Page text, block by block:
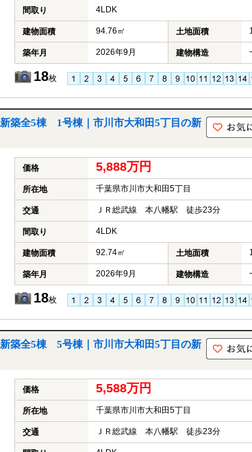
間取り 4LDK
建物面積 94.76㎡ 土地面積
築年月 2026年9月 建物構造
18枚
築全5棟 1号棟｜市川市大和田5丁目の新
価格 5,888万円
所在地 千葉県市川市大和田5丁目
交通 ＪＲ総武線 本八幡駅 徒歩23分
間取り 4LDK
建物面積 92.74㎡ 土地面積
築年月 2026年9月 建物構造
18枚
築全5棟 5号棟｜市川市大和田5丁目の新
価格 5,588万円
所在地 千葉県市川市大和田5丁目
交通 ＪＲ総武線 本八幡駅 徒歩23分